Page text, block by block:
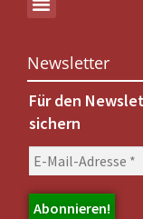
Newsletter
Für den
sichern